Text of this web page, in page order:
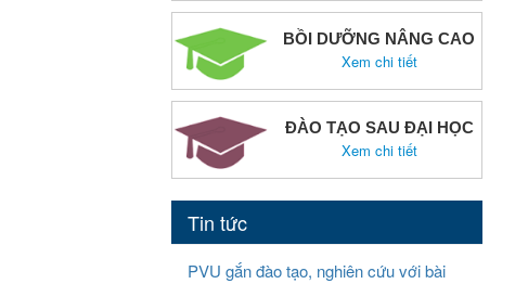
BỒI DƯỠNG NÂNG CAO
Xem chi tiết
ĐÀO TẠO SAU ĐẠI HỌC
Xem chi tiết
Tin tức
PVU gắn đào tạo, nghiên cứu với bài